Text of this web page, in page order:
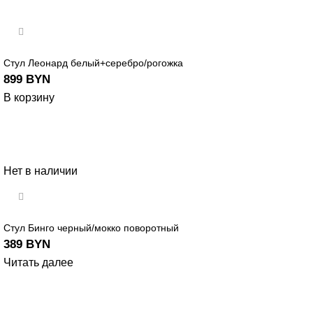
Стул Леонард белый+серебро/рогожка
899 BYN
В корзину
Нет в наличии
Стул Бинго черный/мокко поворотный
389 BYN
Читать далее